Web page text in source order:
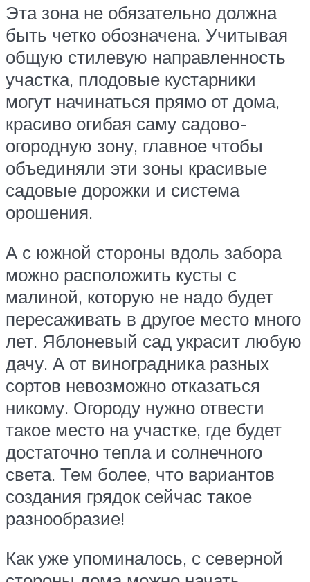
Эта зона не обязательно должна
быть четко обозначена. Учитывая
общую стилевую направленность
участка, плодовые кустарники
могут начинаться прямо от дома,
красиво огибая саму садово-
огородную зону, главное чтобы
объединяли эти зоны красивые
садовые дорожки и система
орошения.
А с южной стороны вдоль забора
можно расположить кусты с
малиной, которую не надо будет
пересаживать в другое место много
лет. Яблоневый сад украсит любую
дачу. А от виноградника разных
сортов невозможно отказаться
никому. Огороду нужно отвести
такое место на участке, где будет
достаточно тепла и солнечного
света. Тем более, что вариантов
создания грядок сейчас такое
разнообразие!
Как уже упоминалось, с северной